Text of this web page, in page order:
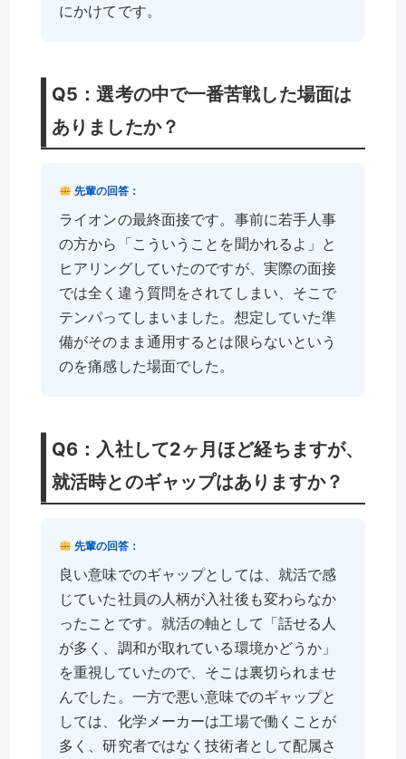
にかけてです。
Q5：選考の中で一番苦戦した場面は
ありましたか？
先輩の回答：
ライオンの最終面接です。事前に若手人事
の方から「こういうことを聞かれるよ」と
ヒアリングしていたのですが、実際の面接
では全く違う質問をされてしまい、そこで
テンパってしまいました。想定していた準
備がそのまま通用するとは限らないという
のを痛感した場面でした。
Q6：入社して2ヶ月ほど経ちますが、
就活時とのギャップはありますか？
先輩の回答：
良い意味でのギャップとしては、就活で感
じていた社員の人柄が入社後も変わらなか
ったことです。就活の軸として「話せる人
が多く、調和が取れている環境かどうか」
を重視していたので、そこは裏切られませ
んでした。一方で悪い意味でのギャップと
しては、化学メーカーは工場で働くことが
多く、研究者ではなく技術者として配属さ